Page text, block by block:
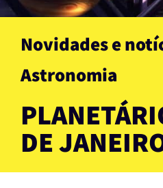
Novidades e
Astronomia
DE